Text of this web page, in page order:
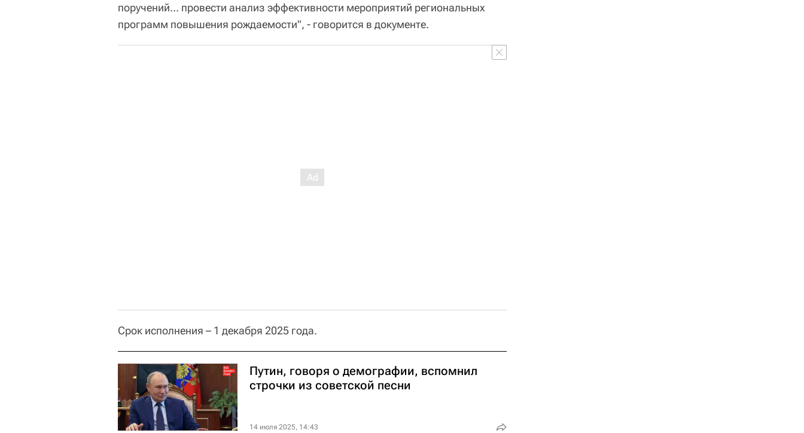
поручений… провести анализ эффективности мероприятий региональных
программ повышения рождаемости", - говорится в документе.
Срок исполнения – 1 декабря 2025 года.
Путин, говоря о демографии, вспомнил
строчки из советской песни
14 июля 2025, 14:43